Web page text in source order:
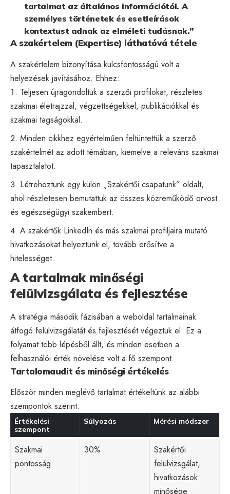
tartalmat az általános információtól. A
személyes történetek és esetleírások
kontextust adnak az elméleti tudásnak.”
A szakértelem (Expertise) láthatóvá tétele
A szakértelem bizonyítása kulcsfontosságú volt a
helyezések javításához. Ehhez:
Teljesen újragondoltuk a szerzői profilokat, részletes
szakmai életrajzzal, végzettségekkel, publikációkkal és
szakmai tagságokkal.
Minden cikkhez egyértelműen feltüntettük a szerző
szakértelmét az adott témában, kiemelve a releváns szakmai
tapasztalatot.
Létrehoztunk egy külön „Szakértői csapatunk” oldalt,
ahol részletesen bemutattuk az összes közreműködő orvost
és egészségügyi szakembert.
A szakértők LinkedIn és más szakmai profiljaira mutató
hivatkozásokat helyeztünk el, tovább erősítve a
hitelességet.
A tartalmak minőségi
felülvizsgálata és fejlesztése
A stratégia második fázisában a weboldal tartalmainak
átfogó felülvizsgálatát és fejlesztését végeztük el. Ez a
folyamat több lépésből állt, és minden esetben a
felhasználói érték növelése volt a fő szempont.
Tartalomaudit és minőségi értékelés
Először minden meglévő tartalmat értékeltünk az alábbi
szempontok szerint:
Értékelési
szempont
Súlyozás Mérési módszer
Szakmai
pontosság
30%
Szakértői
felülvizsgálat,
hivatkozások
minősége